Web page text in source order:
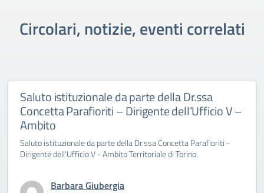
Circolari, notizie, eventi correlati
Saluto istituzionale da parte della Dr.ssa
Concetta Parafioriti – Dirigente dell’Ufficio V –
Ambito
Saluto istituzionale da parte della Dr.ssa Concetta Parafioriti -
Dirigente dell'Ufficio V - Ambito Territoriale di Torino.
Barbara Giubergia